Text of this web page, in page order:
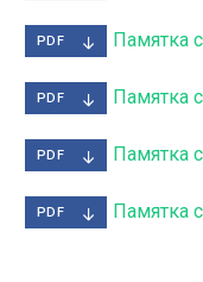
PDF Памятка
PDF Памятка
PDF Памятка
PDF Памятка